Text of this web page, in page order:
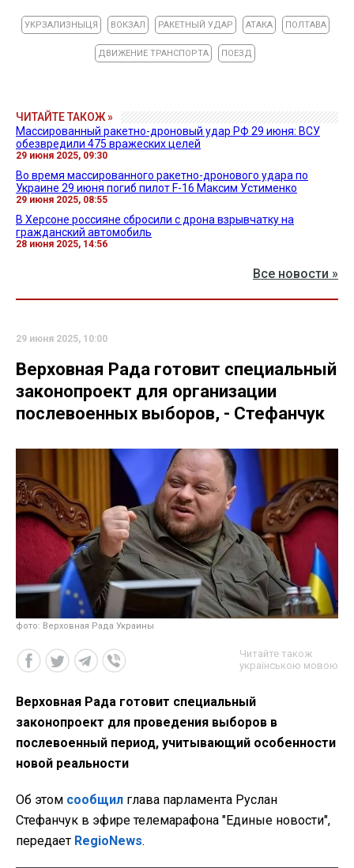
УКРЗАЛИЗНЫЦЯ ВОКЗАЛ РАКЕТНЫЙ УДАР АТАКА ПОЛТАВА
ДВИЖЕНИЕ ТРАНСПОРТА ПОЕЗД
ЧИТАЙТЕ ТАКОЖ »
Массированный ракетно-дроновый удар РФ 29 июня: ВСУ
обезвредили 475 вражеских целей
29 июня 2025, 09:30
Во время массированного ракетно-дронового удара по
Украине 29 июня погиб пилот F-16 Максим Устименко
29 июня 2025, 08:55
В Херсоне россияне сбросили с дрона взрывчатку на
гражданский автомобиль
28 июня 2025, 14:56
Все новости »
29 июня 2025, 10:00
Верховная Рада готовит специальный
законопроект для организации
послевоенных выборов, - Стефанчук
фото: Верховная Рада Украины
Читайте також
українською мовою
Верховная Рада готовит специальный
законопроект для проведения выборов в
послевоенный период, учитывающий особенности
новой реальности
Об этом сообщил глава парламента Руслан
Стефанчук в эфире телемарафона "Единые новости",
передает RegioNews.